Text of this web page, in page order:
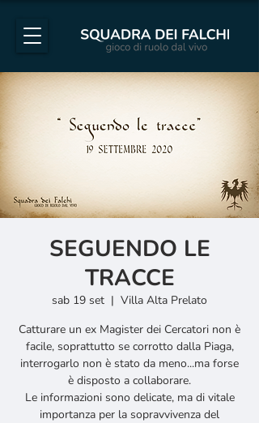
SEGUENDO LE
TRACCE
sab 19 set
  |
Villa Alta Prelato
Catturare un ex Magister dei Cercatori non è
facile, soprattutto se corrotto dalla Piaga,
interrogarlo non è stato da meno...ma forse
è disposto a collaborare.
Le informazioni sono delicate, ma di vitale
importanza per la sopravvivenza del